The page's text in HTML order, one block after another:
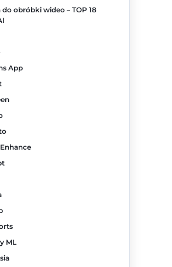
do obróbki wideo – TOP 18
App
ML